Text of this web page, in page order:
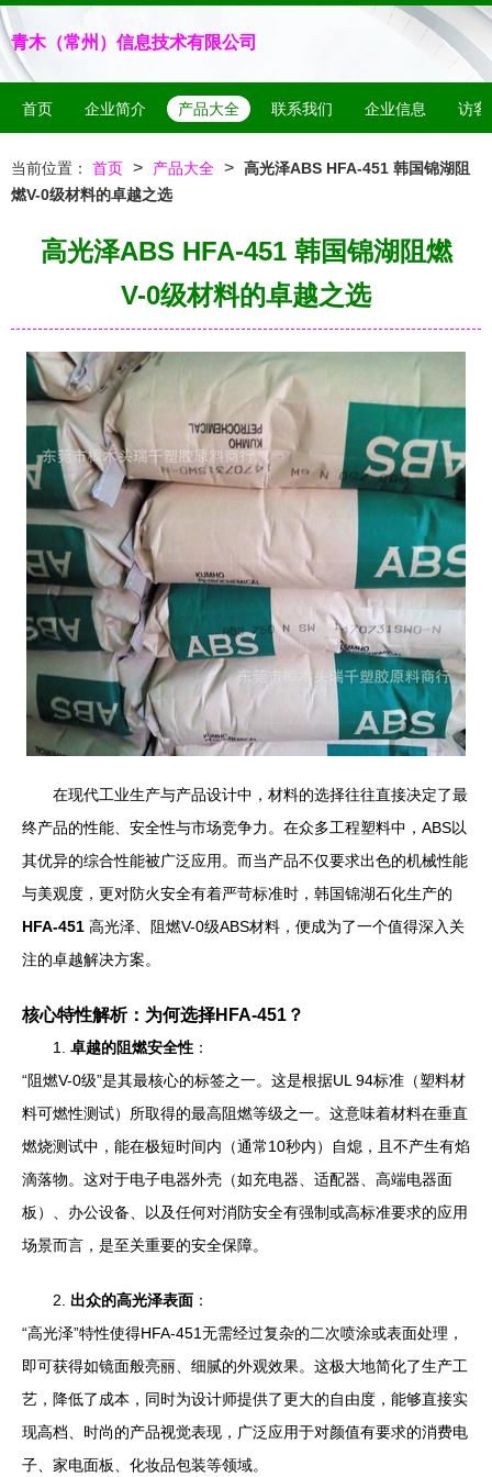
青木（常州）信息技术有限公司
首页 企业简介 产品大全 联系我们 企业信息 访客
当前位置： 首页 > 产品大全 > 高光泽ABS HFA-451 韩国锦湖阻
燃V-0级材料的卓越之选
高光泽ABS HFA-451 韩国锦湖阻燃
V-0级材料的卓越之选
在现代工业生产与产品设计中，材料的选择往往直接决定了最
终产品的性能、安全性与市场竞争力。在众多工程塑料中，ABS以
其优异的综合性能被广泛应用。而当产品不仅要求出色的机械性能
与美观度，更对防火安全有着严苛标准时，韩国锦湖石化生产的
HFA-451 高光泽、阻燃V-0级ABS材料，便成为了一个值得深入关
注的卓越解决方案。
核心特性解析：为何选择HFA-451？
1. 卓越的阻燃安全性 ：
“阻燃V-0级”是其最核心的标签之一。这是根据UL 94标准（塑料材
料可燃性测试）所取得的最高阻燃等级之一。这意味着材料在垂直
燃烧测试中，能在极短时间内（通常10秒内）自熄，且不产生有焰
滴落物。这对于电子电器外壳（如充电器、适配器、高端电器面
板）、办公设备、以及任何对消防安全有强制或高标准要求的应用
场景而言，是至关重要的安全保障。
2. 出众的高光泽表面 ：
“高光泽”特性使得HFA-451无需经过复杂的二次喷涂或表面处理，
即可获得如镜面般亮丽、细腻的外观效果。这极大地简化了生产工
艺，降低了成本，同时为设计师提供了更大的自由度，能够直接实
现高档、时尚的产品视觉表现，广泛应用于对颜值有要求的消费电
子、家电面板、化妆品包装等领域。